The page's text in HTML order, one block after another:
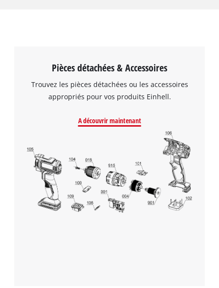
Pièces détachées & Accessoires
Trouvez les pièces détachées ou les accessoires
appropriés pour vos produits Einhell.
A découvrir maintenant